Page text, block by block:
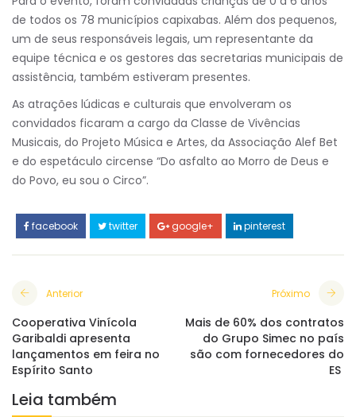
de todos os 78 municípios capixabas. Além dos pequenos,
um de seus responsáveis legais, um representante da
equipe técnica e os gestores das secretarias municipais de
assistência, também estiveram presentes.
As atrações lúdicas e culturais que envolveram os
convidados ficaram a cargo da Classe de Vivências
Musicais, do Projeto Música e Artes, da Associação Alef Bet
e do espetáculo circense “Do asfalto ao Morro de Deus e
do Povo, eu sou o Circo”.
facebook twitter google+ pinterest
Anterior
Cooperativa Vinícola
Garibaldi apresenta
lançamentos em feira no
Espírito Santo
Próximo
Mais de 60% dos contratos
do Grupo Simec no país
são com fornecedores do
ES
Leia também